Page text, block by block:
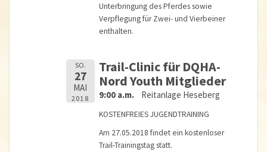
Unterbringung des Pferdes sowie
Verpflegung für Zwei- und Vierbeiner
enthalten.
SO.
27
MAI
2018
Trail-Clinic für DQHA-
Nord Youth Mitglieder
9:00 a.m. Reitanlage Heseberg
KOSTENFREIES JUGENDTRAINING
Am 27.05.2018 findet ein kostenloser
Trail-Trainingstag statt.